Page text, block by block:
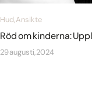
Hud, Ansikte
Röd om kinderna:
29 augusti, 2024